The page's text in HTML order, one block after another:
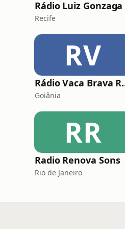
Rádio Luiz Gonzaga
Recife
RV
Rádio
Goiânia
RR
Radio Renova Sons
Rio de Janeiro